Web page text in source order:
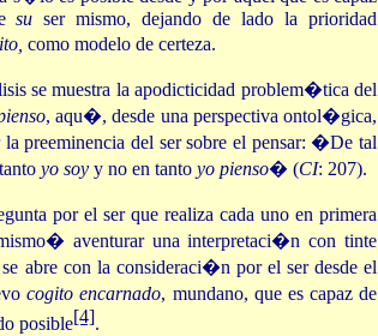
su ser mismo, dejando de lado la prioridad
como modelo de certeza.
se muestra la apodicticidad problem�tica del
, aqu�, desde una perspectiva ontol�gica,
preeminencia del ser sobre el pensar: �De tal
yo soy y no en tanto yo pienso� (CI: 207).
por el ser que realiza cada uno en primera
aventurar una interpretaci�n con tinte
abre con la consideraci�n por el ser desde el
cogito encarnado, mundano, que es capaz de
posible[4].